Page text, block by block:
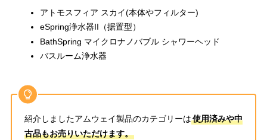
アトモスフィア スカイ(本体やフィルター)
eSpring浄水器II（据置型）
BathSpring マイクロナノバブル シャワーヘッド
バスルーム浄水器
紹介しましたアムウェイ製品のカテゴリーは使用済みや中
古品もお売りいただけます。